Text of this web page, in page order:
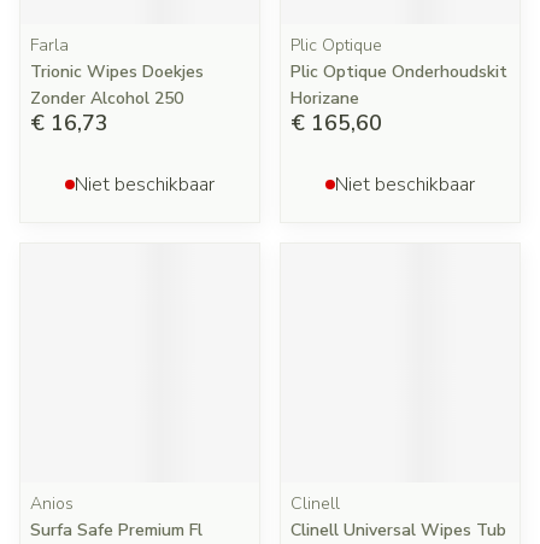
Farla
Trionic Wipes Doekjes
Zonder Alcohol 250
€ 16,73
Niet beschikbaar
Plic Optique
Plic Optique Onderhoudskit
Horizane
€ 165,60
Niet beschikbaar
Anios
Surfa Safe Premium Fl
Clinell
Clinell Universal Wipes Tub